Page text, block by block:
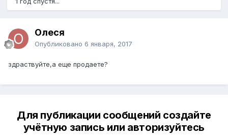
Олеся
Опубликовано 6 января, 2017
здраствуйте,а еще продаете?
Для публикации сообщений создайте
учётную запись или авторизуйтесь